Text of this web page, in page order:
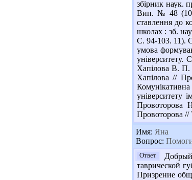
збірник наук.
Вип. № 48
ставлення до
школах : зб.
С. 94-103. 11).
умова
університету.
Хапілова В. П.
Хапілова //
університету
Провоторова
Провоторова //
Имя: Яна
Вопрос:
Ответ
таврической
Призрение